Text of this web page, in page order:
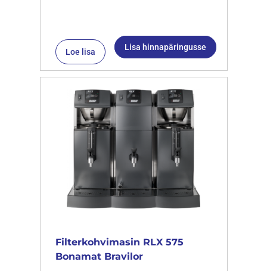
Loe lisa Lisa hinnapäringusse
Filterkohvimasin RLX 575
Bonamat Bravilor